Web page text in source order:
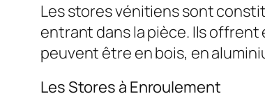
Les stores vénitiens sont
entrant dans la pièce. Ils
peuvent être en bois, en
Les Stores à Enroulement